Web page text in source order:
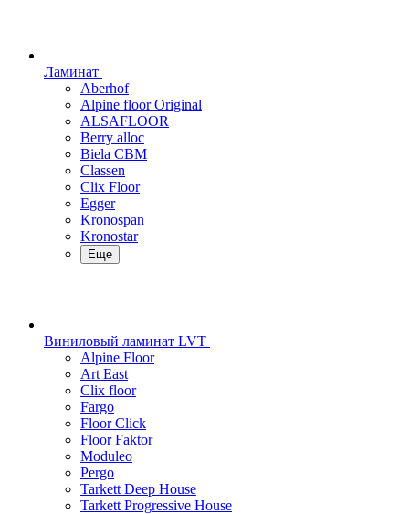
Ламинат
Aberhof
Alpine floor Original
ALSAFLOOR
Berry alloc
Biela CBM
Classen
Clix Floor
Egger
Kronospan
Kronostar
Еще
Виниловый ламинат LVT
Alpine Floor
Art East
Clix floor
Fargo
Floor Click
Floor Faktor
Moduleo
Pergo
Tarkett Deep House
Tarkett Progressive House